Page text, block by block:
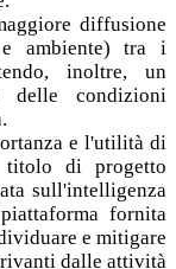
diffusione
ambiente) tra i
inoltre, un
delle condizioni
e l'utilità di
titolo di progetto
sull'intelligenza
fornita
e mitigare
dalle attività